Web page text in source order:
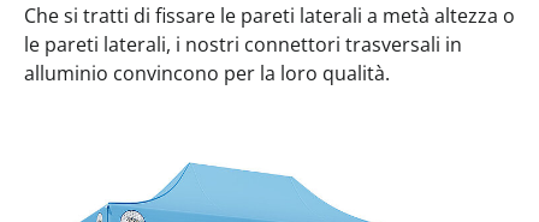
Che si tratti di fissare le pareti laterali a metà altezza o
le pareti laterali, i nostri connettori trasversali in
alluminio convincono per la loro qualità.